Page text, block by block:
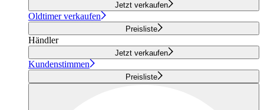
Jetzt verkaufen
Oldtimer verkaufen
Preisliste
Händler
Jetzt verkaufen
Kundenstimmen
Preisliste